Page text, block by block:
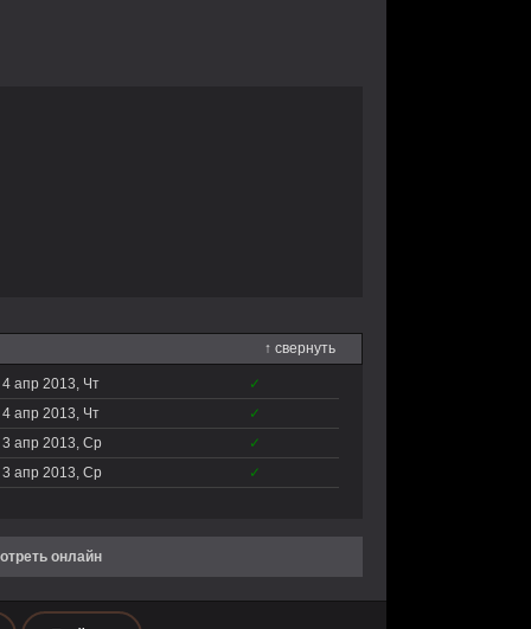
↑ свернуть
4 апр 2013, Чт
✓
4 апр 2013, Чт
✓
3 апр 2013, Ср
✓
3 апр 2013, Ср
✓
онлайн